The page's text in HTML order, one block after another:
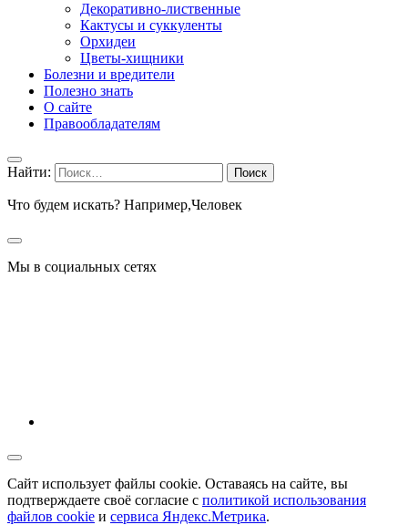
Декоративно-лиственные
Кактусы и суккуленты
Орхидеи
Цветы-хищники
Болезни и вредители
Полезно знать
О сайте
Правообладателям
Найти:
Что будем искать? Например,Человек
Мы в социальных сетях
Сайт использует файлы cookie. Оставаясь на сайте, вы
подтверждаете своё согласие с политикой использования
файлов cookie и сервиса Яндекс.Метрика.